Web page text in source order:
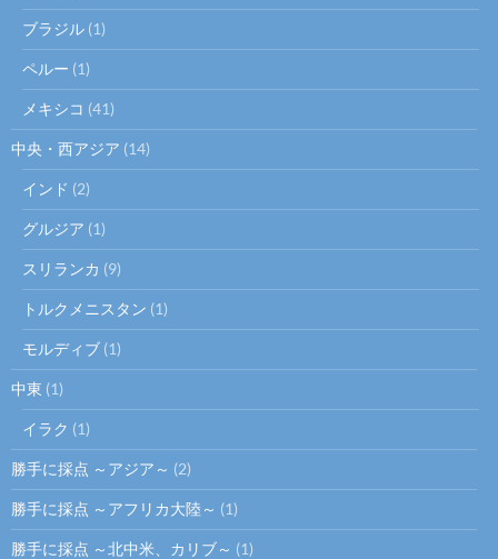
ブラジル (1)
ペルー (1)
メキシコ (41)
中央・西アジア (14)
インド (2)
グルジア (1)
スリランカ (9)
トルクメニスタン (1)
モルディブ (1)
中東 (1)
イラク (1)
勝手に採点 ～アジア～ (2)
勝手に採点 ～アフリカ大陸～ (1)
勝手に採点 ～北中米、カリブ～ (1)